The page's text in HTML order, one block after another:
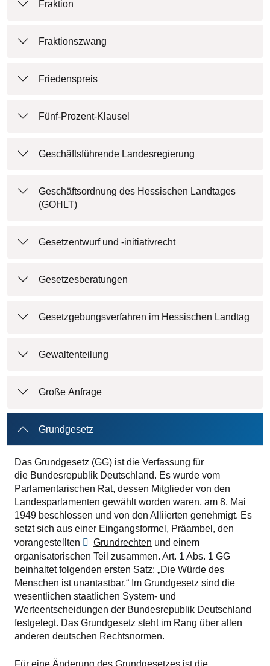
Fraktion
Fraktionszwang
Friedenspreis
Fünf-Prozent-Klausel
Geschäftsführende Landesregierung
Geschäftsordnung des Hessischen Landtages
(GOHLT)
Gesetzentwurf und -initiativrecht
Gesetzesberatungen
Gesetzgebungsverfahren im Hessischen Landtag
Gewaltenteilung
Große Anfrage
Grundgesetz
Das Grundgesetz (GG) ist die Verfassung für
die Bundesrepublik Deutschland. Es wurde vom
Parlamentarischen Rat, dessen Mitglieder von den
Landesparlamenten gewählt worden waren, am 8. Mai
1949 beschlossen und von den Alliierten genehmigt. Es
setzt sich aus einer Eingangsformel, Präambel, den
vorangestellten
Grundrechten und einem
organisatorischen Teil zusammen. Art. 1 Abs. 1 GG
beinhaltet folgenden ersten Satz: „Die Würde des
Menschen ist unantastbar.“ Im Grundgesetz sind die
wesentlichen staatlichen System- und
Werteentscheidungen der Bundesrepublik Deutschland
festgelegt. Das Grundgesetz steht im Rang über allen
anderen deutschen Rechtsnormen.
Für eine Änderung des Grundgesetzes ist die